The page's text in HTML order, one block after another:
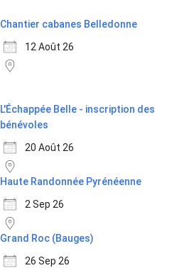
Chantier cabanes Belledonne
12 Août 26
L'Échappée Belle - inscription des
bénévoles
20 Août 26
Haute Randonnée Pyrénéenne
2 Sep 26
Grand Roc (Bauges)
26 Sep 26